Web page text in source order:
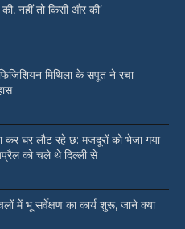
नहीं तो किसी और की’
मिथिला के सपूत ने रचा
कर घर लौट रहे छ: मजदूरों को भेजा गया
को चले थे दिल्ली से
में भू सर्वेक्षण का कार्य शुरू, जाने क्या